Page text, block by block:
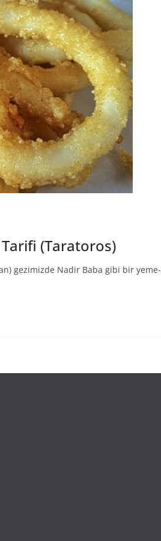
(Taratoros)
gezimizde Nadir Baba gibi bir yeme-